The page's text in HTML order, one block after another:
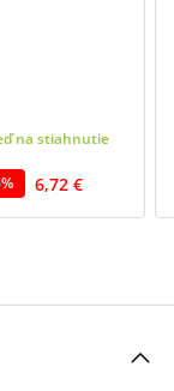
na stiahnutie
% 6,72 €